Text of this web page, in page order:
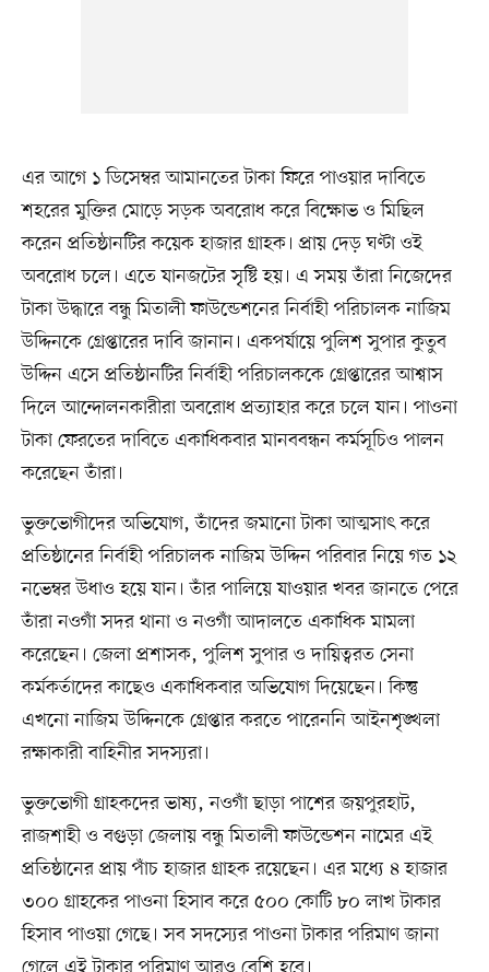
এর আগে ১ ডিসেম্বর আমানতের টাকা ফিরে পাওয়ার দাবিতে
শহরের মুক্তির মোড়ে সড়ক অবরোধ করে বিক্ষোভ ও মিছিল
করেন প্রতিষ্ঠানটির কয়েক হাজার গ্রাহক। প্রায় দেড় ঘণ্টা ওই
অবরোধ চলে। এতে যানজটের সৃষ্টি হয়। এ সময় তাঁরা নিজেদের
টাকা উদ্ধারে বন্ধু মিতালী ফাউন্ডেশনের নির্বাহী পরিচালক নাজিম
উদ্দিনকে গ্রেপ্তারের দাবি জানান। একপর্যায়ে পুলিশ সুপার কুতুব
উদ্দিন এসে প্রতিষ্ঠানটির নির্বাহী পরিচালককে গ্রেপ্তারের আশ্বাস
দিলে আন্দোলনকারীরা অবরোধ প্রত্যাহার করে চলে যান। পাওনা
টাকা ফেরতের দাবিতে একাধিকবার মানববন্ধন কর্মসূচিও পালন
করেছেন তাঁরা।
ভুক্তভোগীদের অভিযোগ, তাঁদের জমানো টাকা আত্মসাৎ করে
প্রতিষ্ঠানের নির্বাহী পরিচালক নাজিম উদ্দিন পরিবার নিয়ে গত ১২
নভেম্বর উধাও হয়ে যান। তাঁর পালিয়ে যাওয়ার খবর জানতে পেরে
তাঁরা নওগাঁ সদর থানা ও নওগাঁ আদালতে একাধিক মামলা
করেছেন। জেলা প্রশাসক, পুলিশ সুপার ও দায়িত্বরত সেনা
কর্মকর্তাদের কাছেও একাধিকবার অভিযোগ দিয়েছেন। কিন্তু
এখনো নাজিম উদ্দিনকে গ্রেপ্তার করতে পারেননি আইনশৃঙ্খলা
রক্ষাকারী বাহিনীর সদস্যরা।
ভুক্তভোগী গ্রাহকদের ভাষ্য, নওগাঁ ছাড়া পাশের জয়পুরহাট,
রাজশাহী ও বগুড়া জেলায় বন্ধু মিতালী ফাউন্ডেশন নামের এই
প্রতিষ্ঠানের প্রায় পাঁচ হাজার গ্রাহক রয়েছেন। এর মধ্যে ৪ হাজার
৩০০ গ্রাহকের পাওনা হিসাব করে ৫০০ কোটি ৮০ লাখ টাকার
হিসাব পাওয়া গেছে। সব সদস্যের পাওনা টাকার পরিমাণ জানা